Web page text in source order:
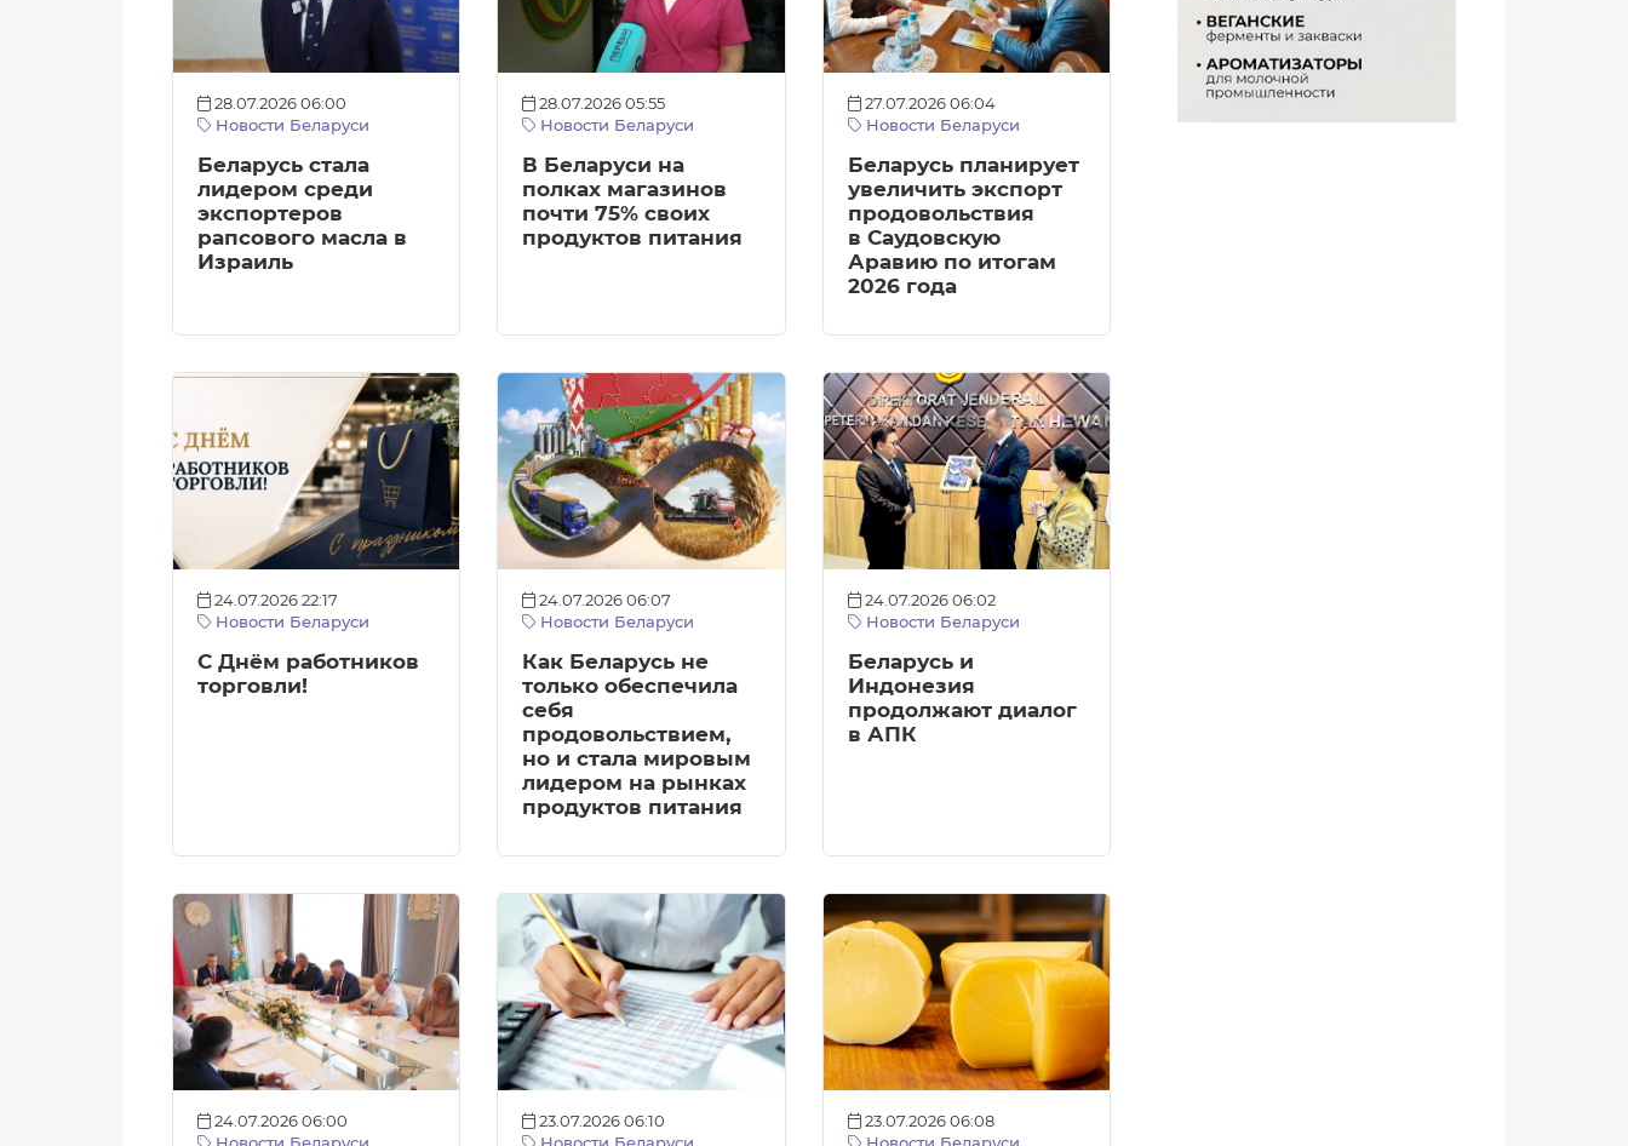
28.07.2026 06:00
Новости Беларуси
Беларусь стала
лидером среди
экспортеров
рапсового масла в
Израиль
28.07.2026 05:55
Новости Беларуси
В Беларуси на
полках магазинов
почти 75% своих
продуктов питания
27.07.2026 06:04
Новости Беларуси
Беларусь планирует
увеличить экспорт
продовольствия
в Саудовскую
Аравию по итогам
2026 года
24.07.2026 22:17
Новости Беларуси
С Днём работников
торговли!
24.07.2026 06:07
Новости Беларуси
Как Беларусь не
только обеспечила
себя
продовольствием,
но и стала мировым
лидером на рынках
продуктов питания
24.07.2026 06:02
Новости Беларуси
Беларусь и
Индонезия
продолжают диалог
в АПК
24.07.2026 06:00
23.07.2026 06:10
23.07.2026 06:08